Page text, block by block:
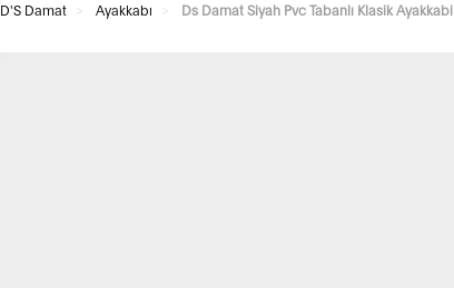
D'S Damat Ayakkabı Ds Damat Siyah Pvc Tabanlı Klasik Ayakkabi